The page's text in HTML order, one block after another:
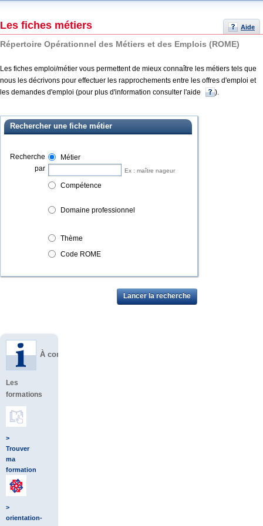
Les fiches métiers Aide
Répertoire Opérationnel des Métiers et des Emplois (ROME)
Les fiches emploi/métier vous permettent de mieux connaître les métiers tels que
nous les décrivons pour effectuer les rapprochements entre les offres d'emploi et
les demandes d'emploi (pour plus d'information consulter l'aide
).
Rechercher une fiche métier
Recherche
par
Métier
Ex : maître nageur
Compétence
Domaine professionnel
Thème
Code ROME
À consulter
Les
formations
>
Trouver
ma
formation
>
orientation-